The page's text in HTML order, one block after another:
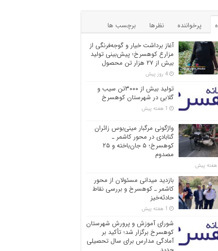
پرخواننده نظرها
برچسب ها
آغاز برداشت خیار و گوجه‌فرنگی از
مزارع کوهسرخ؛ پیش‌بینی تولید
بیش از ۲۷ هزار تن محصول
4 روز پیش
تولید بیش از ۳۰۰۰تن سیب و
گلابی در شهرستان کوهسرخ
1 هفته پیش
واژگونی مرگبار مینی‌بوس زائران
گنابادی در محور کاشمر ـ
کوهسرخ؛ ۵ جان‌باخته و ۲۵
مصدوم
بازدید میدانی مسئولان از محور
کاشمر ـ کوهسرخ و بررسی نقاط
حادثه‌خیز
1 هفته پیش
شورای آموزش و پرورش شهرستان
کوهسرخ برگزار شد؛ تأکید بر
آمادگی مدارس برای سال تحصیلی